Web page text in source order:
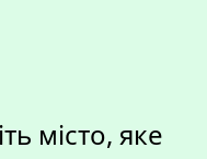
місто, яке